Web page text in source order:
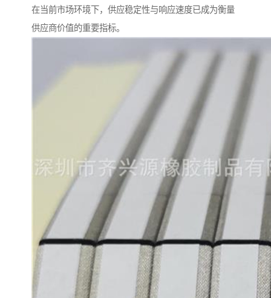
在当前市场环境下，供应稳定性与响应速度已成为衡量
供应商价值的重要指标。